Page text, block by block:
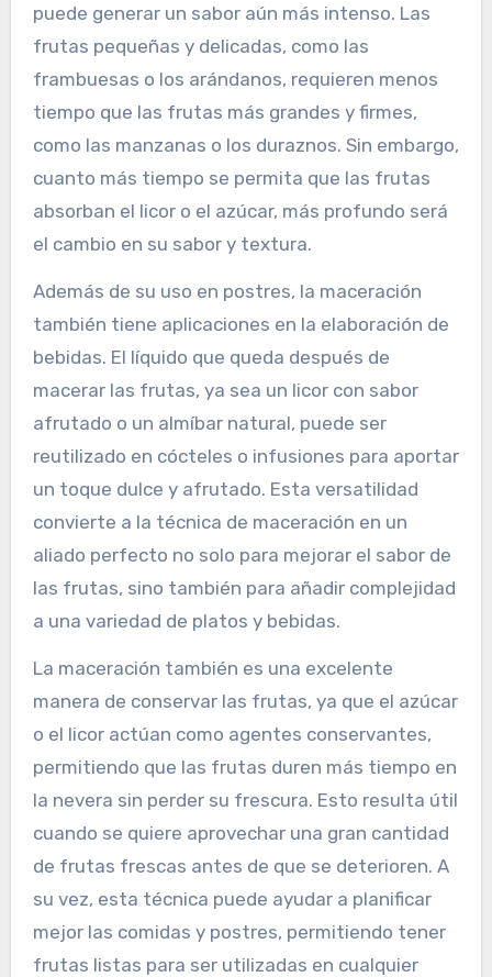
puede generar un sabor aún más intenso. Las
frutas pequeñas y delicadas, como las
frambuesas o los arándanos, requieren menos
tiempo que las frutas más grandes y firmes,
como las manzanas o los duraznos. Sin embargo,
cuanto más tiempo se permita que las frutas
absorban el licor o el azúcar, más profundo será
el cambio en su sabor y textura.
Además de su uso en postres, la maceración
también tiene aplicaciones en la elaboración de
bebidas. El líquido que queda después de
macerar las frutas, ya sea un licor con sabor
afrutado o un almíbar natural, puede ser
reutilizado en cócteles o infusiones para aportar
un toque dulce y afrutado. Esta versatilidad
convierte a la técnica de maceración en un
aliado perfecto no solo para mejorar el sabor de
las frutas, sino también para añadir complejidad
a una variedad de platos y bebidas.
La maceración también es una excelente
manera de conservar las frutas, ya que el azúcar
o el licor actúan como agentes conservantes,
permitiendo que las frutas duren más tiempo en
la nevera sin perder su frescura. Esto resulta útil
cuando se quiere aprovechar una gran cantidad
de frutas frescas antes de que se deterioren. A
su vez, esta técnica puede ayudar a planificar
mejor las comidas y postres, permitiendo tener
frutas listas para ser utilizadas en cualquier